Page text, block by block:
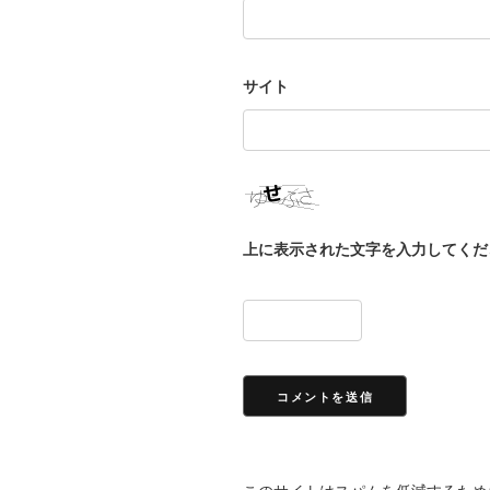
サイト
上に表示された文字を入力してく